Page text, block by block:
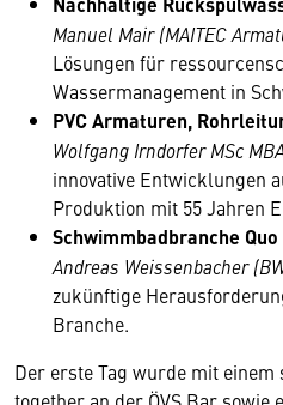
Manuel Mair (MAITEC
Lösungen für
Wassermanagement in
PVC Armaturen,
Wolfgang Irndorfer MSc
innovative Entwicklungen
Produktion mit 55 Jahren
Schwimmbadbranche Quo
Andreas Weissenbacher
zukünftige
Branche.
Der erste Tag wurde mit